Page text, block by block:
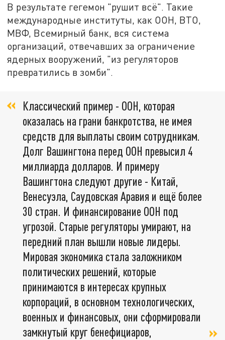
В результате гегемон "рушит всё". Такие
международные институты, как ООН, ВТО,
МВФ, Всемирный банк, вся система
организаций, отвечавших за ограничение
ядерных вооружений, "из регуляторов
превратились в зомби".
Классический пример - ООН, которая
оказалась на грани банкротства, не имея
средств для выплаты своим сотрудникам.
Долг Вашингтона перед ООН превысил 4
миллиарда долларов. И примеру
Вашингтона следуют другие - Китай,
Венесуэла, Саудовская Аравия и ещё более
30 стран. И финансирование ООН под
угрозой. Старые регуляторы умирают, на
передний план вышли новые лидеры.
Мировая экономика стала заложником
политических решений, которые
принимаются в интересах крупных
корпораций, в основном технологических,
военных и финансовых, они сформировали
замкнутый круг бенефициаров,